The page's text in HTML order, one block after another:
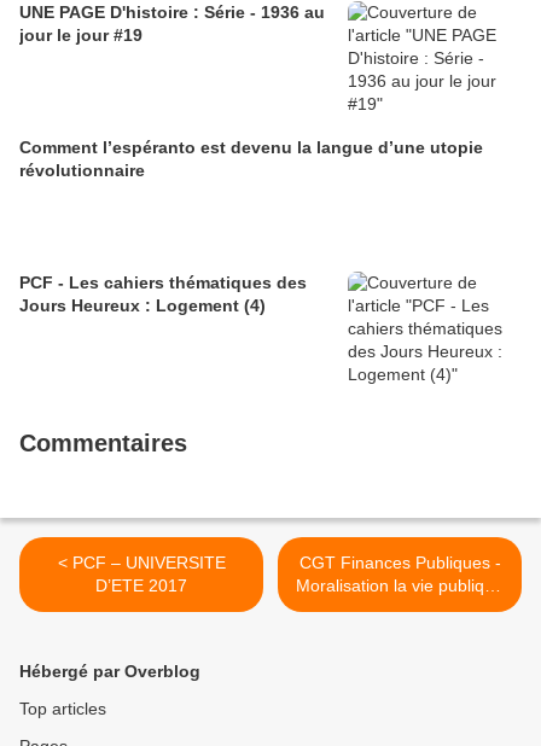
UNE PAGE D'histoire : Série - 1936 au
jour le jour #19
Comment l’espéranto est devenu la langue d’une utopie
révolutionnaire
PCF - Les cahiers thématiques des
Jours Heureux : Logement (4)
Commentaires
< PCF – UNIVERSITE
D’ETE 2017
CGT Finances Publiques -
Moralisation la vie publique
: les députés disent « non »
Hébergé par Overblog
Top articles